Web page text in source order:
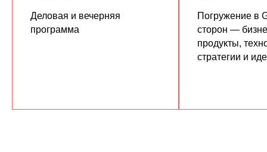
Деловая и вечерняя
программа
Погружение в
сторон —
продукты,
стратегии и